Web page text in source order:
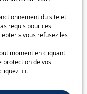
du site et
requis pour ces
» vous refusez les
moment en cliquant
protection de vos
ici.